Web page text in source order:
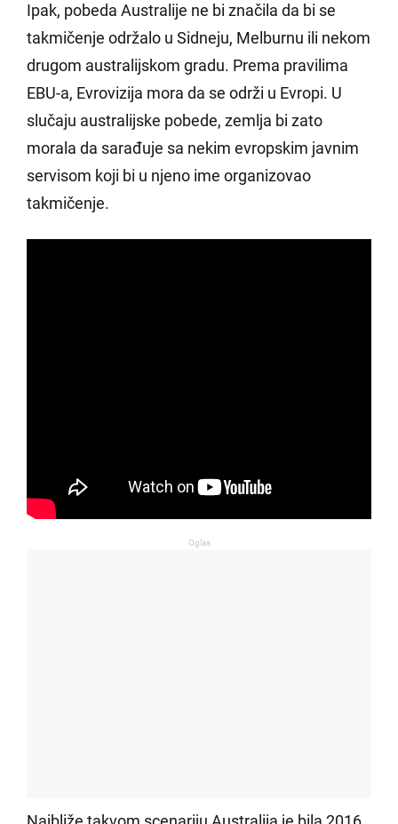
Ipak, pobeda Australije ne bi značila da bi se
takmičenje održalo u Sidneju, Melburnu ili nekom
drugom australijskom gradu. Prema pravilima
EBU-a, Evrovizija mora da se održi u Evropi. U
slučaju australijske pobede, zemlja bi zato
morala da sarađuje sa nekim evropskim javnim
servisom koji bi u njeno ime organizovao
takmičenje.
Oglas